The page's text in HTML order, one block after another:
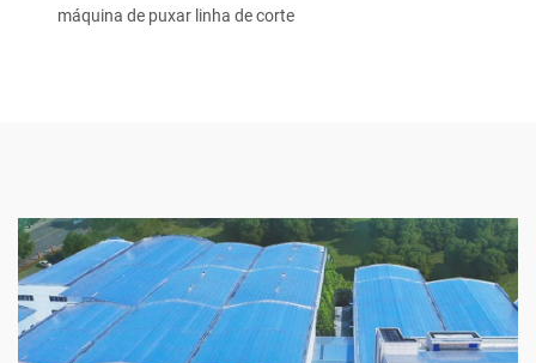
máquina de puxar linha de corte